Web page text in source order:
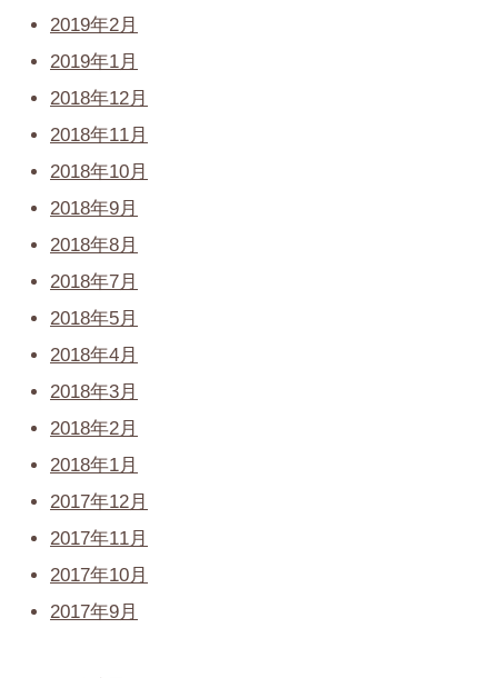
2019年2月
2019年1月
2018年12月
2018年11月
2018年10月
2018年9月
2018年8月
2018年7月
2018年5月
2018年4月
2018年3月
2018年2月
2018年1月
2017年12月
2017年11月
2017年10月
2017年9月